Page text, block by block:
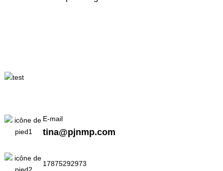
E-mail
tina@pjnmp.com
17875292973